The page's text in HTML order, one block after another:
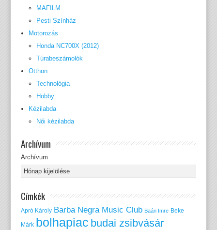
MAFILM
Pesti Színház
Motorozás
Honda NC700X (2012)
Túrabeszámolók
Otthon
Technológia
Hobby
Kézilabda
Női kézilabda
Archívum
Archívum
Címkék
Apró Károly Barba Negra Music Club Baán Imre Beke
Márk bolhapiac budai zsibvásár